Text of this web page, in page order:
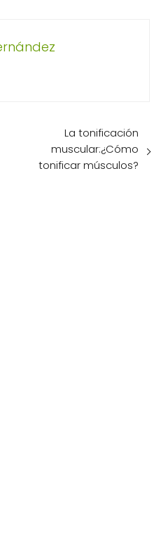
La tonificación
muscular:¿Cómo
tonificar músculos?